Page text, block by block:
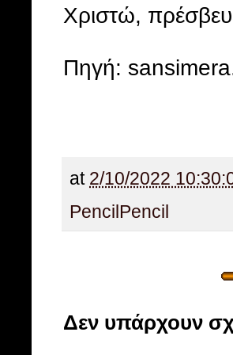
Χριστώ,
Πηγή:
at 2/10/2022
Pencil Pencil
Δεν υπάρχουν